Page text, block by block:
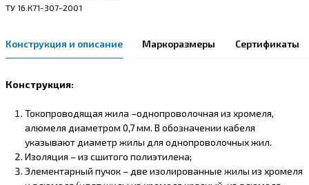
ТУ 16.К71-307-2001
Конструкция и описание Маркоразмеры Сертификаты
Конструкция:
Токопроводящая жила –однопроволочная из хромеля,
алюмеля диаметром 0,7 мм. В обозначении кабеля
указывают диаметр жилы для однопроволочных жил.
Изоляция – из сшитого полиэтилена;
Элементарный пучок – две изолированные жилы из хромеля